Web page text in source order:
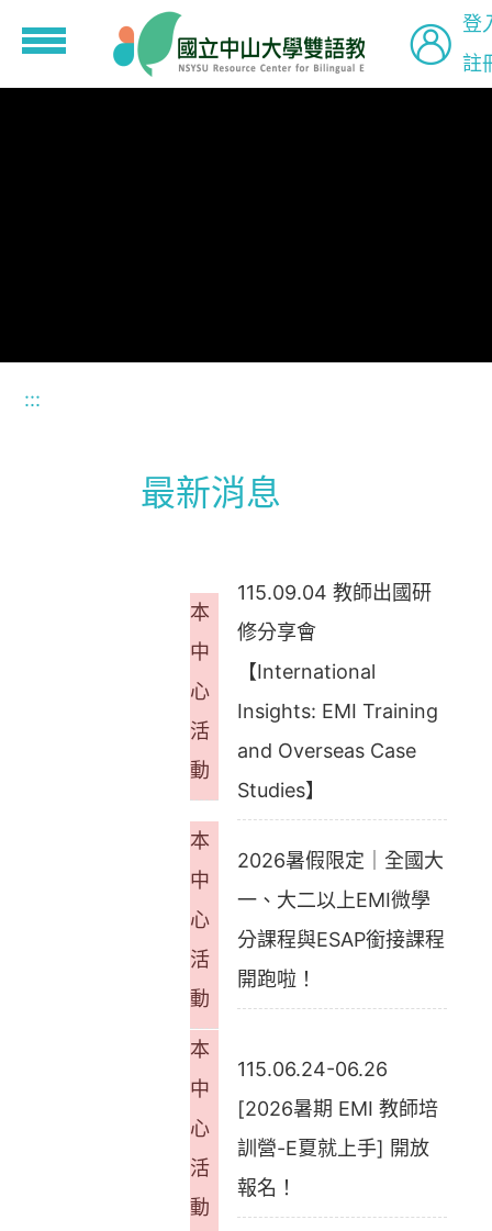
登
註
:::
最新消息
本
中
心
活
動
115.09.04 教師出國研
修分享會
【International
Insights: EMI Training
and Overseas Case
Studies】
本
中
心
活
動
2026暑假限定｜全國大
一、大二以上EMI微學
分課程與ESAP銜接課程
開跑啦！
本
中
心
活
動
115.06.24-06.26
[2026暑期 EMI 教師培
訓營-E夏就上手] 開放
報名！